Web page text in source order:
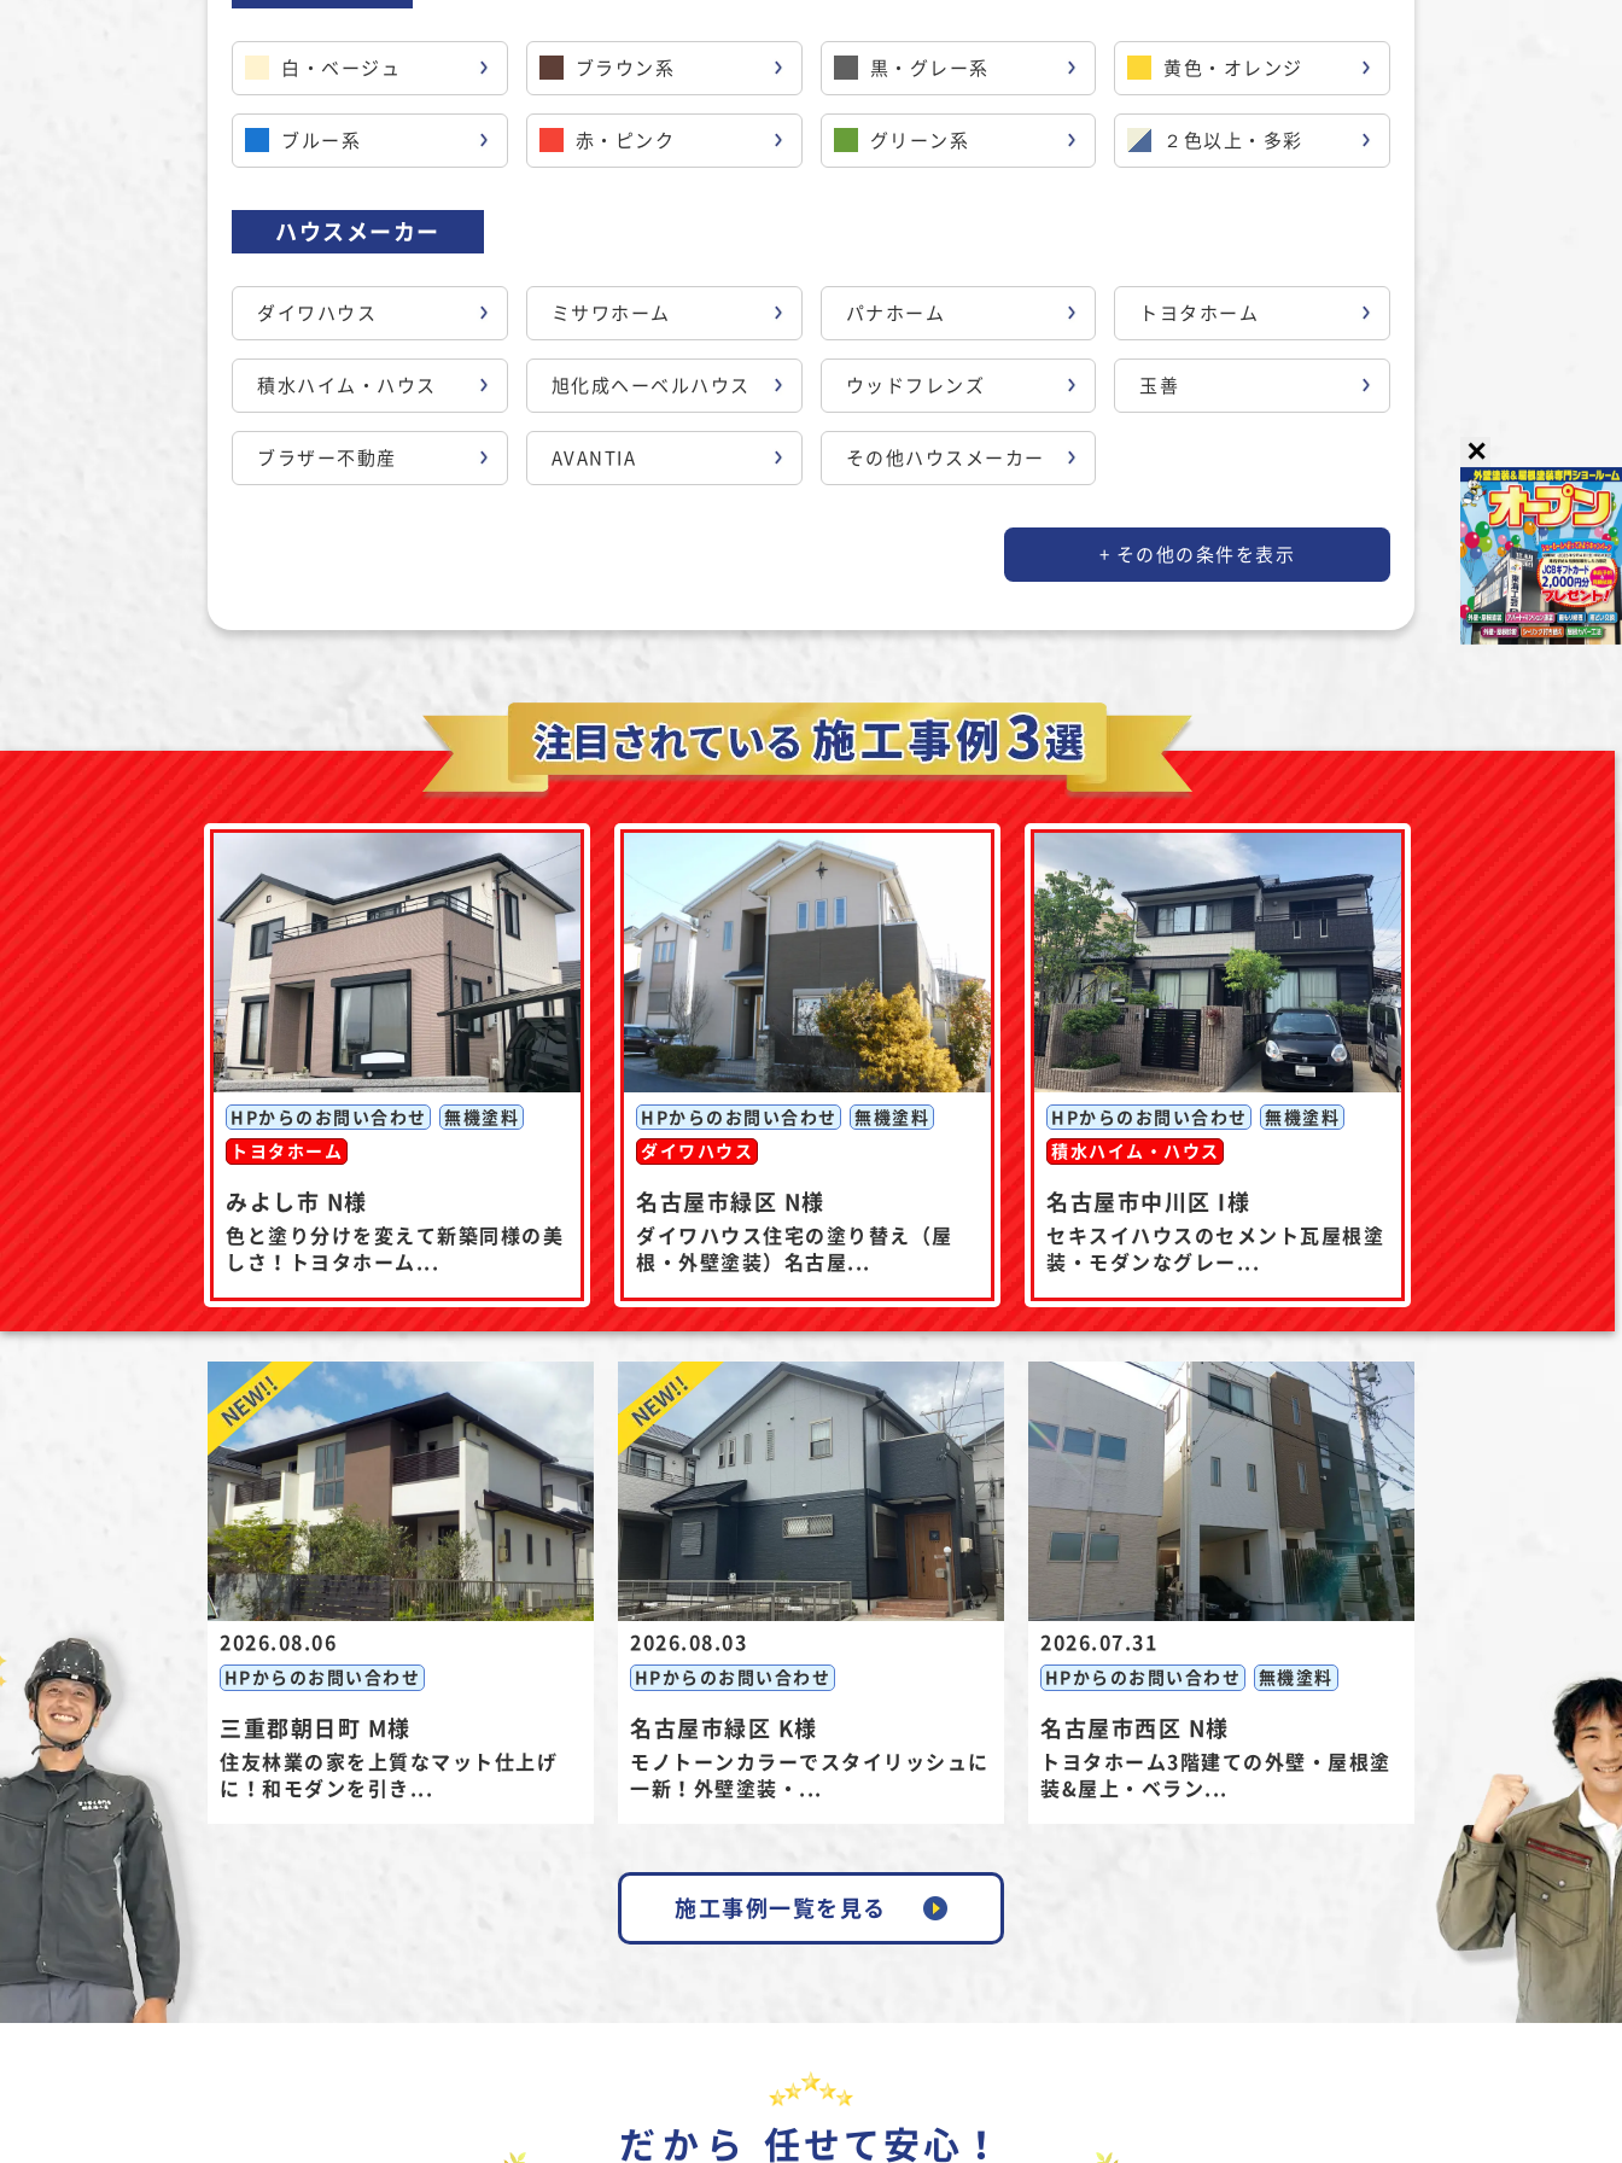
白・ベージュ ブラウン系 黒・グレー系 黄色・オレンジ
ブルー系 赤・ピンク グリーン系 ２色以上・多彩
ハウスメーカー
ダイワハウス ミサワホーム パナホーム トヨタホーム
積水ハイム・ハウス 旭化成ヘーベルハウス ウッドフレンズ 玉善
ブラザー不動産 AVANTIA その他ハウスメーカー
HPからのお問い合わせ 無機塗料
トヨタホーム
みよし市 N様
色と塗り分けを変えて新築同様の美
しさ！トヨタホーム...
HPからのお問い合わせ 無機塗料
ダイワハウス
名古屋市緑区 N様
ダイワハウス住宅の塗り替え（屋
根・外壁塗装）名古屋...
HPからのお問い合わせ 無機塗料
積水ハイム・ハウス
名古屋市中川区 I様
セキスイハウスのセメント瓦屋根塗
装・モダンなグレー...
2026.08.06
HPからのお問い合わせ
三重郡朝日町 M様
住友林業の家を上質なマット仕上げ
に！和モダンを引き...
2026.08.03
HPからのお問い合わせ
名古屋市緑区 K様
モノトーンカラーでスタイリッシュに
一新！外壁塗装・...
2026.07.31
HPからのお問い合わせ 無機塗料
名古屋市西区 N様
トヨタホーム3階建ての外壁・屋根塗
装&屋上・ベラン...
施工事例一覧を見る
だから 任せて安心！
✕